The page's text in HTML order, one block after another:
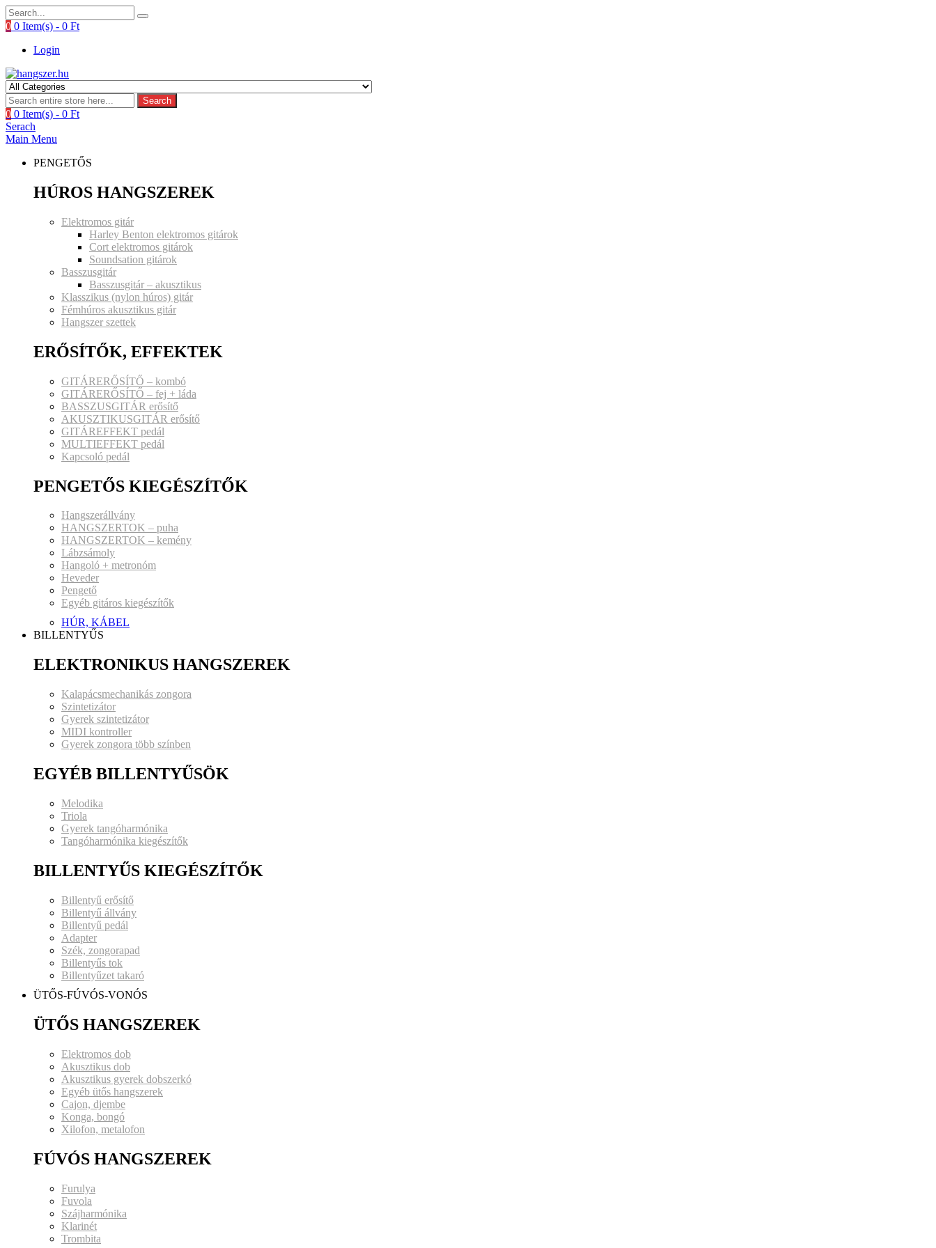
0 0 Item(s) - 0 Ft
Login
Search
0 0 Item(s) - 0 Ft
Serach
Main Menu
PENGETŐS
HÚROS HANGSZEREK
Elektromos gitár
Harley Benton elektromos gitárok
Cort elektromos gitárok
Soundsation gitárok
Basszusgitár
Basszusgitár – akusztikus
Klasszikus (nylon húros) gitár
Fémhúros akusztikus gitár
Hangszer szettek
ERŐSÍTŐK, EFFEKTEK
GITÁRERŐSÍTŐ – kombó
GITÁRERŐSÍTŐ – fej + láda
BASSZUSGITÁR erősítő
AKUSZTIKUSGITÁR erősítő
GITÁREFFEKT pedál
MULTIEFFEKT pedál
Kapcsoló pedál
PENGETŐS KIEGÉSZÍTŐK
Hangszerállvány
HANGSZERTOK – puha
HANGSZERTOK – kemény
Lábzsámoly
Hangoló + metronóm
Heveder
Pengető
Egyéb gitáros kiegészítők
HÚR, KÁBEL
BILLENTYŰS
ELEKTRONIKUS HANGSZEREK
Kalapácsmechanikás zongora
Szintetizátor
Gyerek szintetizátor
MIDI kontroller
Gyerek zongora több színben
EGYÉB BILLENTYŰSÖK
Melodika
Triola
Gyerek tangóharmónika
Tangóharmónika kiegészítők
BILLENTYŰS KIEGÉSZÍTŐK
Billentyű erősítő
Billentyű állvány
Billentyű pedál
Adapter
Szék, zongorapad
Billentyűs tok
Billentyűzet takaró
ÜTŐS-FÚVÓS-VONÓS
ÜTŐS HANGSZEREK
Elektromos dob
Akusztikus dob
Akusztikus gyerek dobszerkó
Egyéb ütős hangszerek
Cajon, djembe
Konga, bongó
Xilofon, metalofon
FÚVÓS HANGSZEREK
Furulya
Fuvola
Szájharmónika
Klarinét
Trombita